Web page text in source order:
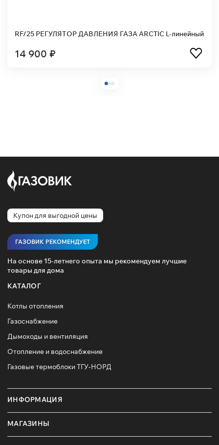
RF/25 РЕГУЛЯТОР ДАВЛЕНИЯ ГАЗА ARCTIC L-линейный
14 900 ₽
Купон для выгодной цены
ГАЗОВИК РЕКОМЕНДУЕТ
На основе 15-летнего опыта мы рекомендуем лучшие
товары для дома
КАТАЛОГ
Котлы отопления
Газоснабжение
Дымоходы и вентиляция
Отопление и водоснабжение
Газовые термоблоки ТГУ-НОРД
ИНФОРМАЦИЯ
МАГАЗИНЫ